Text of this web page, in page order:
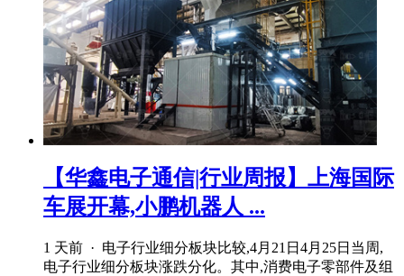
【华鑫电子通信|行业周报】上海国际
车展开幕,小鹏机器人 ...
1 天前 · 电子行业细分板块比较,4月21日4月25日当周,
电子行业细分板块涨跌分化。其中,消费电子零部件及组